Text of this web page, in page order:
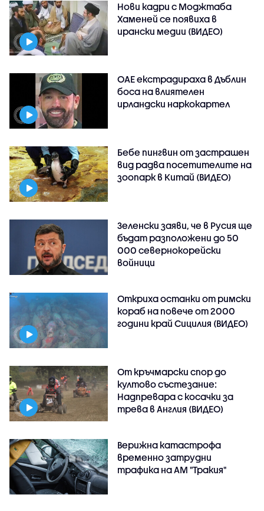
Нови кадри с Моджтаба
Хаменей се появиха в
ирански медии (ВИДЕО)
ОАЕ екстрадираха в Дъблин
боса на влиятелен
ирландски наркокартел
Бебе пингвин от застрашен
вид радва посетителите на
зоопарк в Китай (ВИДЕО)
Зеленски заяви, че в Русия ще
бъдат разположени до 50
000 севернокорейски
войници
Откриха останки от римски
кораб на повече от 2000
години край Сицилия (ВИДЕО)
От кръчмарски спор до
култово състезание:
Надпревара с косачки за
трева в Англия (ВИДЕО)
Верижна катастрофа
временно затрудни
трафика на АМ "Тракия"